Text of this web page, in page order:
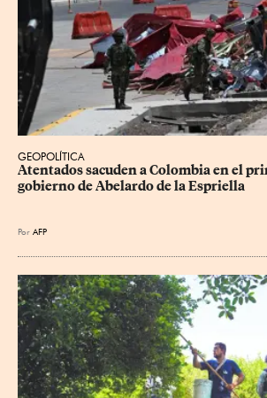
GEOPOLÍTICA
Atentados sacuden a Colombia en el
gobierno de Abelardo de la Espriella
Por AFP